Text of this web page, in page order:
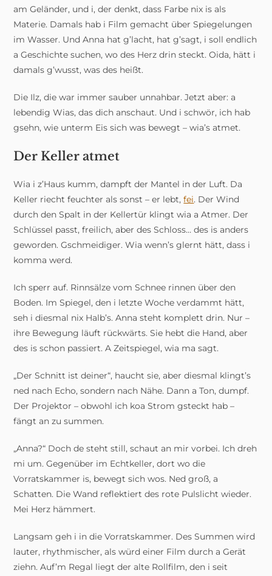
am Geländer, und i, der denkt, dass Farbe nix is als
Materie. Damals hab i Film gemacht über Spiegelungen
im Wasser. Und Anna hat g’lacht, hat g’sagt, i soll endlich
a Geschichte suchen, wo des Herz drin steckt. Oida, hätt i
damals g’wusst, was des heißt.
Die Ilz, die war immer sauber unnahbar. Jetzt aber: a
lebendig Wias, das dich anschaut. Und i schwör, ich hab
gsehn, wie unterm Eis sich was bewegt – wia’s atmet.
Der Keller atmet
Wia i z’Haus kumm, dampft der Mantel in der Luft. Da
Keller riecht feuchter als sonst – er lebt,fei. Der Wind
durch den Spalt in der Kellertür klingt wia a Atmer. Der
Schlüssel passt, freilich, aber des Schloss… des is anders
geworden. Gschmeidiger. Wia wenn’s glernt hätt, dass i
komma werd.
Ich sperr auf. Rinnsälze vom Schnee rinnen über den
Boden. Im Spiegel, den i letzte Woche verdammt hätt,
seh i diesmal nix Halb’s. Anna steht komplett drin. Nur –
ihre Bewegung läuft rückwärts. Sie hebt die Hand, aber
des is schon passiert. A Zeitspiegel, wia ma sagt.
„Der Schnitt ist deiner“, haucht sie, aber diesmal klingt’s
ned nach Echo, sondern nach Nähe. Dann a Ton, dumpf.
Der Projektor – obwohl ich koa Strom gsteckt hab –
fängt an zu summen.
„Anna?“ Doch de steht still, schaut an mir vorbei. Ich dreh
mi um. Gegenüber im Echtkeller, dort wo die
Vorratskammer is, bewegt sich wos. Ned groß, a
Schatten. Die Wand reflektiert des rote Pulslicht wieder.
Mei Herz hämmert.
Langsam geh i in die Vorratskammer. Des Summen wird
lauter, rhythmischer, als würd einer Film durch a Gerät
ziehn. Auf’m Regal liegt der alte Rollfilm, den i seit